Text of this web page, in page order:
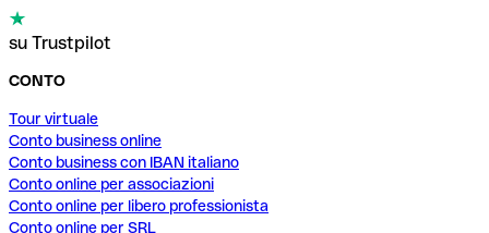
su Trustpilot
CONTO
Tour virtuale
Conto business online
Conto business con IBAN italiano
Conto online per associazioni
Conto online per libero professionista
Conto online per SRL